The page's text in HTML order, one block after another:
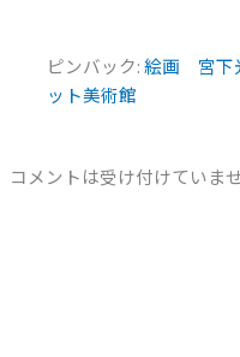
ピンバック:絵画 宮下
ット美術館
コメントは受け付けていませ